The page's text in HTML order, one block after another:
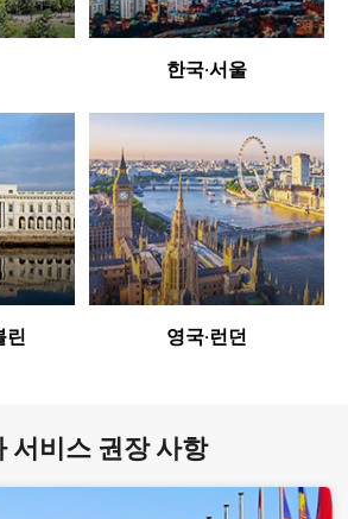
한국·서울
린 영국·런던
서비스 권장 사항